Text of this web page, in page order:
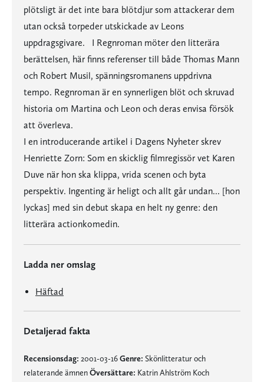
plötsligt är det inte bara blötdjur som attackerar dem
utan också torpeder utskickade av Leons
uppdragsgivare. I Regnroman möter den litterära
berättelsen, här finns referenser till både Thomas Mann
och Robert Musil, spänningsromanens uppdrivna
tempo. Regnroman är en synnerligen blöt och skruvad
historia om Martina och Leon och deras envisa försök
att överleva.
I en introducerande artikel i Dagens Nyheter skrev
Henriette Zorn: Som en skicklig filmregissör vet Karen
Duve när hon ska klippa, vrida scenen och byta
perspektiv. Ingenting är heligt och allt går undan... [hon
lyckas] med sin debut skapa en helt ny genre: den
litterära actionkomedin.
Ladda ner omslag
Häftad
Detaljerad fakta
Recensionsdag: 2001-03-16Genre: Skönlitteratur och
relaterande ämnenÖversättare: Katrin Ahlström Koch